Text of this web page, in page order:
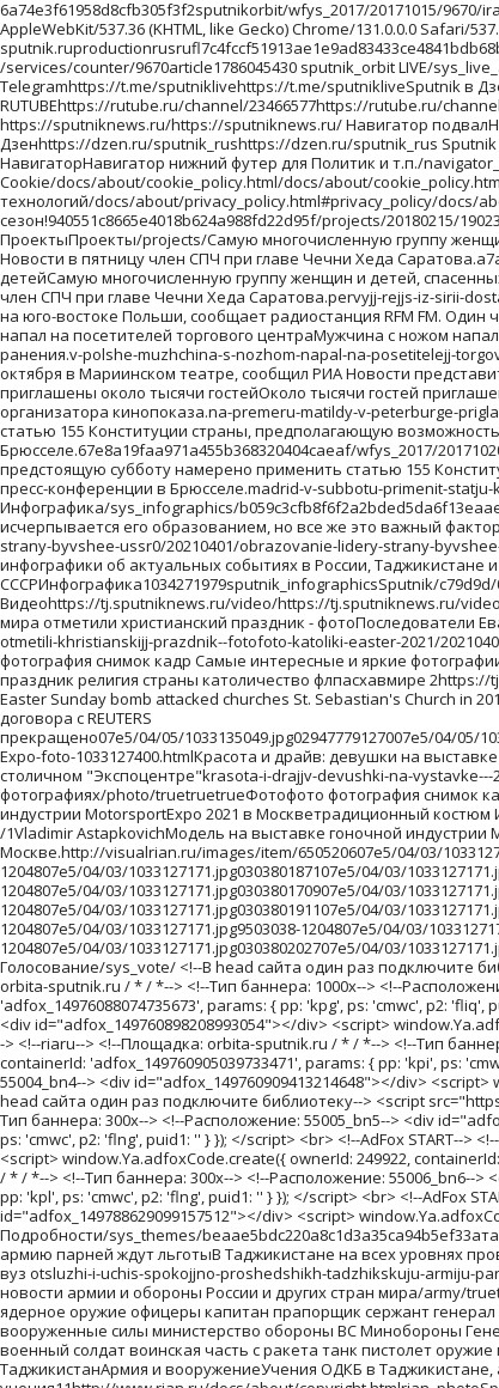
6a74e3f61958d8cfb305f3f2sputnikorbit/wfys_2017/20171015/9670/iran-mozhet-vyjti-iz-yadernoj-sdelki-v-sluchae-vosstanovleniya-sankcij-ssha.html216.73.216.179Mozilla/5.0 (Macintosh; Intel Mac OS X 10_15_7) AppleWebKit/537.36 (KHTML, like Gecko) Chrome/131.0.0.0 Safari/537.36; ClaudeBot/1.0; +claudebot@anthropic.com)orbita-sputnik.ruproductionrusrufl7c4fccf51913ae1e9ad83433ce4841bdb68b2c029981f4bf201710151//images/https://id.sputniknews.com/images/orbit/110001000030000https://cm.sputniknews.com/chatf4uoHwgT3L1productionhttps://sputniknews.ru.sputniknews.ru4419376 /services/counter/9670article1786045430 sputnik_orbit LIVE/sys_live_announce/ Срочно/sys_popular/ Главный навигаторГлавный навигатор/navigator_top/Sputnik в Telegramhttps://t.me/sputniklivehttps://t.me/sputnikliveSputnik в Дзенhttps://dzen.ru/sputnik_rushttps://dzen.ru/sputnik_rusSputnik в VK https://vk.ru/sputnik_rushttps://vk.ru/sputnik_rusSputnik в RUTUBEhttps://rutube.ru/channel/23466577https://rutube.ru/channel/23466577 Топ-лайн Sputnik Топ-лайн Sputnik (список сайтов в верхней плашке)/navigator_top_line/SPUTNIK Ближнее зарубежье https://sputniknews.ru/https://sputniknews.ru/ Навигатор подвалНавигатор подвал/navigator_bottom/Sputnik в Telegramhttps://t.me/sputniklivehttps://t.me/sputniklive Sputnik в Дзенhttps://dzen.ru/sputnik_rushttps://dzen.ru/sputnik_rus Sputnik в VK https://vk.com/sputnik_rushttps://vk.com/sputnik_rus Sputnik в RUTUBEhttps://rutube.ru/channel/23466577https://rutube.ru/channel/23466577 НавигаторНавигатор нижний футер для Политик и т.п./navigator_policy/Политика конфиденциальности/docs/about/privacy_policy.html/docs/about/privacy_policy.html Политика использования Cookie/docs/about/cookie_policy.html/docs/about/cookie_policy.html Правила применения рекомендательных технологий/docs/about/privacy_policy.html#privacy_policy/docs/about/privacy_policy.html#privacy_policy архивlist_kw1 * list_kw2 * list_kw3/archive/Ты супер! Второй сезон!940551c8665e4018b624a988fd22d95f/projects/20180215/19023.htmlТы супер! Второй сезон!Ты супер! Второй сезон!Ты супер! Второй сезон!ty-super-vtorojj-sezon Ты супер! Второй сезон! ПроектыПроекты/projects/Самую многочисленную группу женщин и детей, спасенных из горячих точек Ближнего Востока, доставят в субботу в Грозный спецрейсом из сирийского Хмеймима, сообщила РИА Новости в пятницу член СПЧ при главе Чечни Хеда Саратова.a7aafa959366b1536e13dc09b87a052e/wfys_2017/20171020/18042.htmlПервый рейс из Сирии доставит в Грозный группу спасенных женщин и детейСамую многочисленную группу женщин и детей, спасенных из горячих точек Ближнего Востока, доставят в субботу в Грозный спецрейсом из сирийского Хмеймима, сообщила РИА Новости в пятницу член СПЧ при главе Чечни Хеда Саратова.pervyjj-rejjs-iz-sirii-dostavit-v-groznyjj-gruppu-spasennykh-zhenshhin-i-detejj WFYS-2017WFYS-2017/wfys_2017/Мужчина с ножом напал на посетителей торгового центра на юго-востоке Польши, сообщает радиостанция RFM FM. Один человек погиб, еще восемь получили ранения.2b27cdb07bc2eb7a71c2b953f1777c13/wfys_2017/20171020/18035.htmlВ Польше мужчина с ножом напал на посетителей торгового центраМужчина с ножом напал на